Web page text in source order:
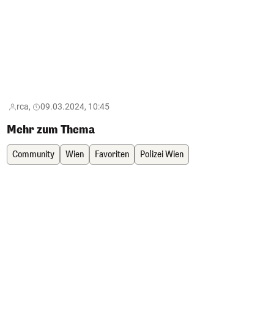
rca, 09.03.2024, 10:45
Mehr zum Thema
Community Wien Favoriten Polizei Wien